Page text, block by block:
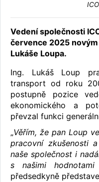
Vedení společnosti
července 2025
Lukáše Loupa.
Ing. Lukáš Loup
transport od roku
postupně pozice
ekonomického a
převzal funkci
„Věřím, že pan Loup
pracovní zkušenosti
naše společnost i
s našimi
předsedkyně